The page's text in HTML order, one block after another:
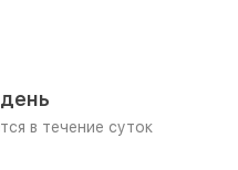
в течение суток